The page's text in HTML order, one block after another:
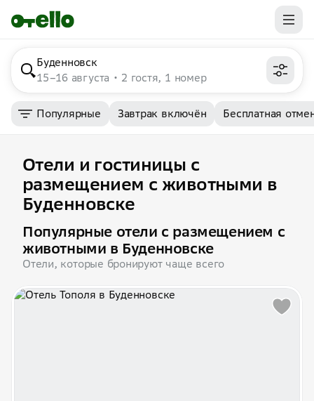
Буденновск
15–16 августа
2 гостя, 1 номер
Популярные Завтрак включён Бесплатная
Отели и гостиницы с
размещением с животными в
Буденновске
Популярные отели с размещением с
животными в Буденновске
Отели, которые бронируют чаще всего